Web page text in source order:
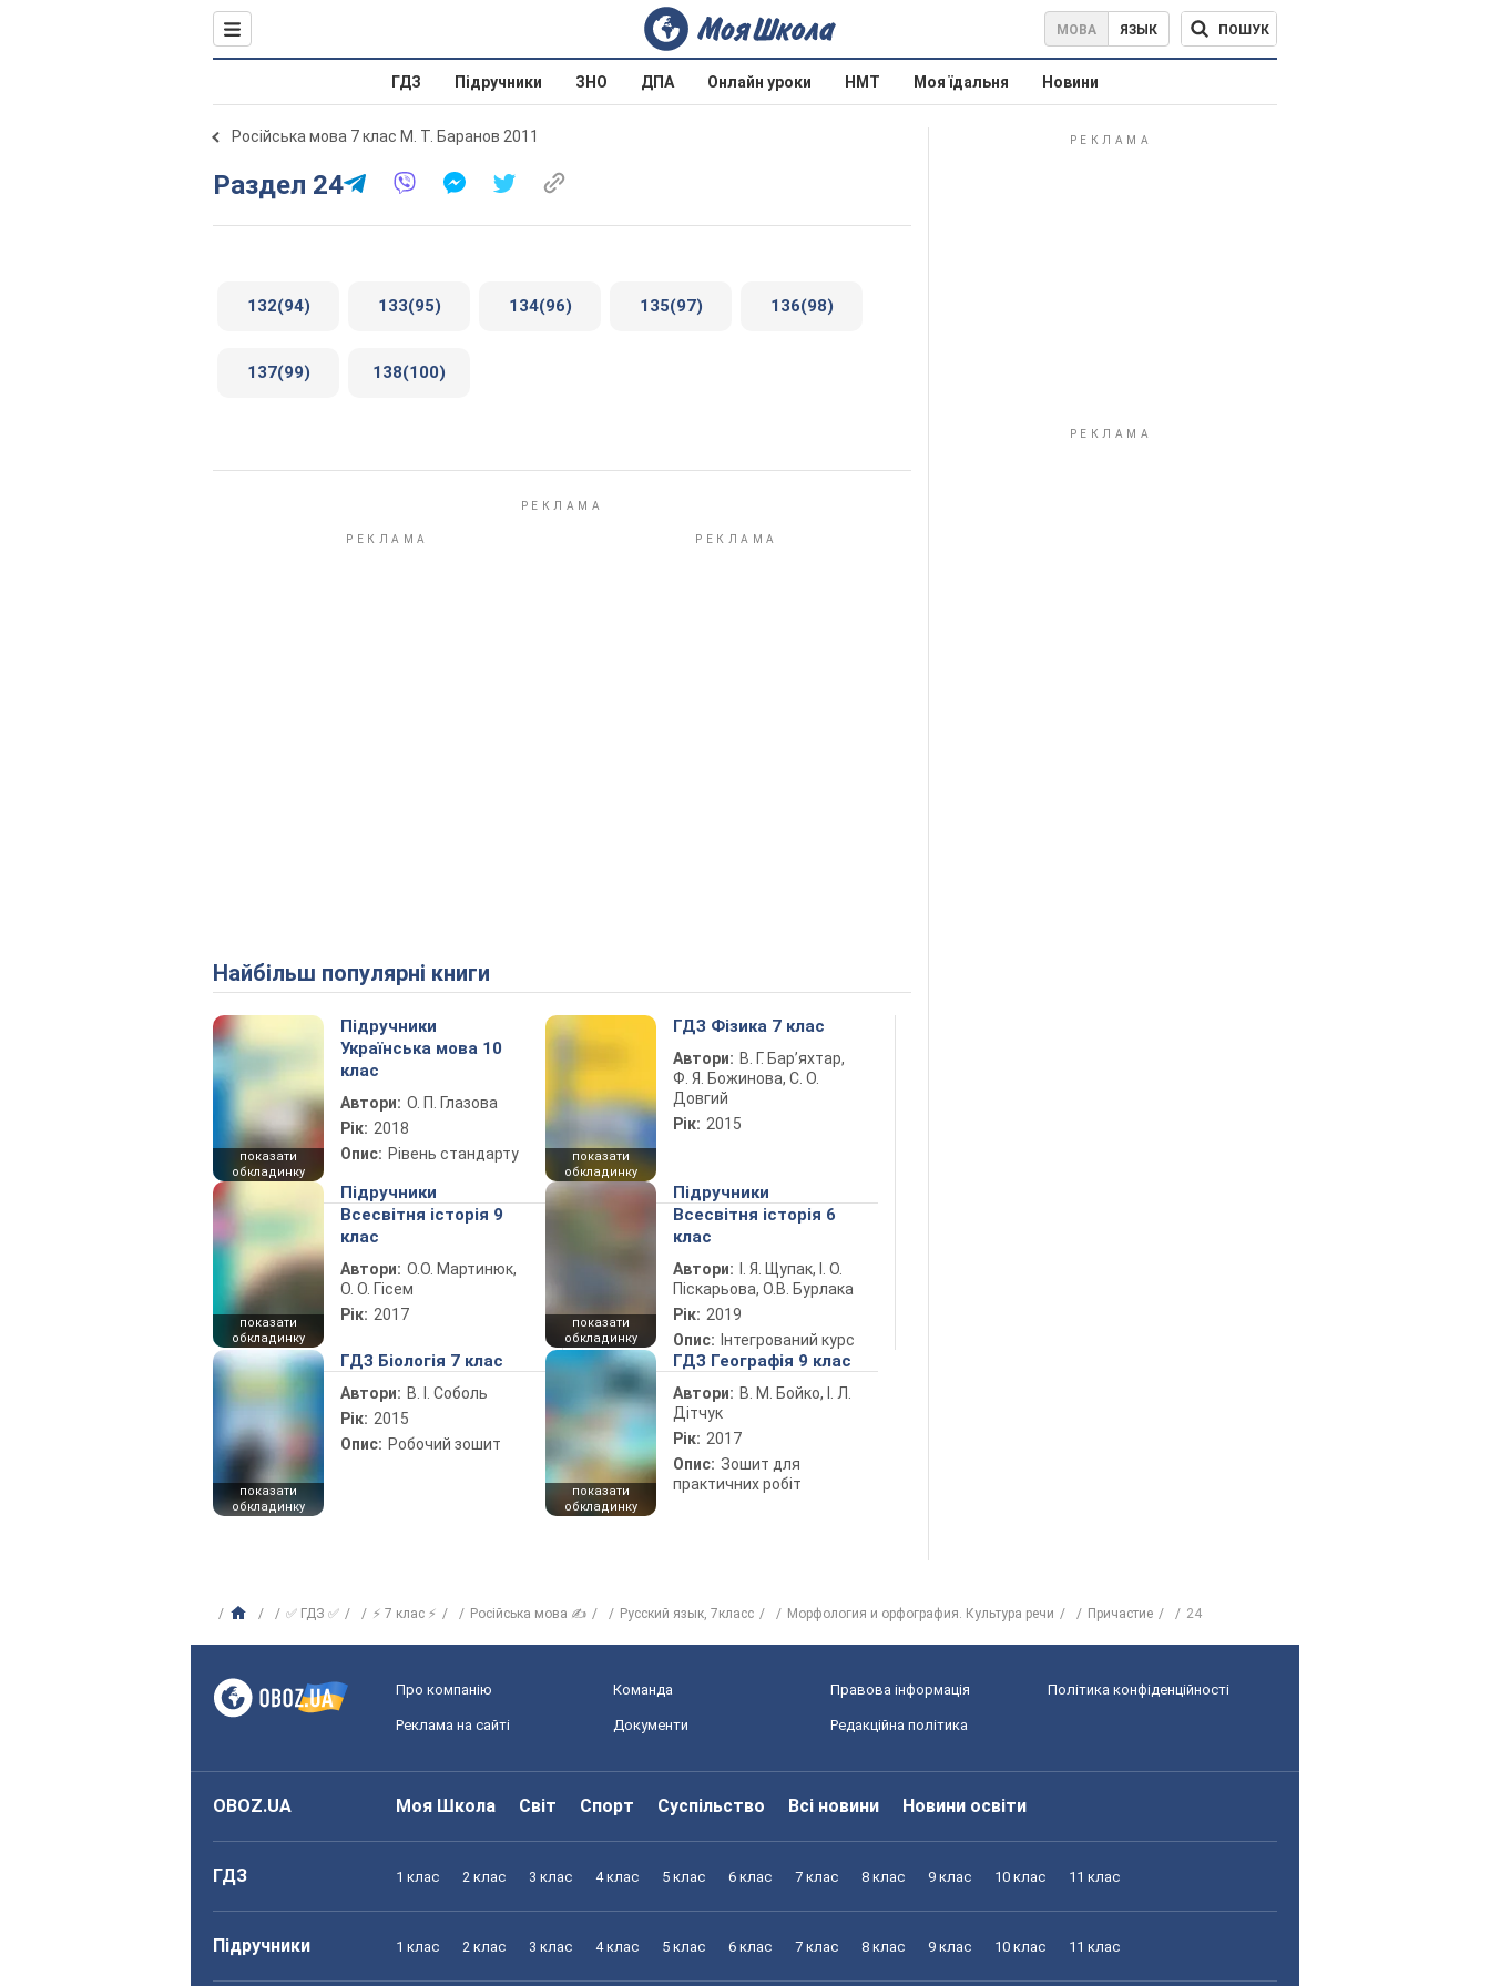
МОВА ЯЗЫК ПОШУК
ГДЗ Підручники ЗНО ДПА Онлайн уроки НМТ Моя їдальня Новини
Російська мова 7 клас М. Т. Баранов 2011
Раздел 24
132(94) 133(95) 134(96) 135(97) 136(98)
137(99) 138(100)
Найбільш популярні книги
показати
обкладинку
Підручники
Українська мова 10
клас
Автори: О. П. Глазова
Рік: 2018
Опис: Рівень стандарту
показати
обкладинку
ГДЗ Фізика 7 клас
Автори: В. Г. Бар’яхтар,
Ф. Я. Божинова, С. О.
Довгий
Рік: 2015
показати
обкладинку
Підручники
Всесвітня історія 9
клас
Автори: О.О. Мартинюк,
О. О. Гісем
Рік: 2017
показати
обкладинку
Підручники
Всесвітня історія 6
клас
Автори:
І. Я. Щупак, І. О.
Піскарьова, О.В. Бурлака
Рік: 2019
Опис: Інтегрований курс
показати
обкладинку
ГДЗ Біологія 7 клас
Автори: В. І. Соболь
Рік: 2015
Опис: Робочий зошит
показати
обкладинку
ГДЗ Географія 9 клас
Автори: В. М. Бойко, І. Л.
Дітчук
Рік: 2017
Опис: Зошит для
практичних робіт
✅ ГДЗ ✅ ⚡ 7 клас ⚡ Російська мова ✍ Русский язык, 7класс Морфология и орфография. Культура речи Причастие 24
Про компанію Команда Правова інформація Політика конфіденційності
Реклама на сайті Документи Редакційна політика
OBOZ.UA Моя Школа Світ Спорт Суспільство Всі новини Новини освіти
ГДЗ 1 клас 2 клас 3 клас 4 клас 5 клас 6 клас 7 клас 8 клас 9 клас 10 клас 11 клас
Підручники 1 клас 2 клас 3 клас 4 клас 5 клас 6 клас 7 клас 8 клас 9 клас 10 клас 11 клас